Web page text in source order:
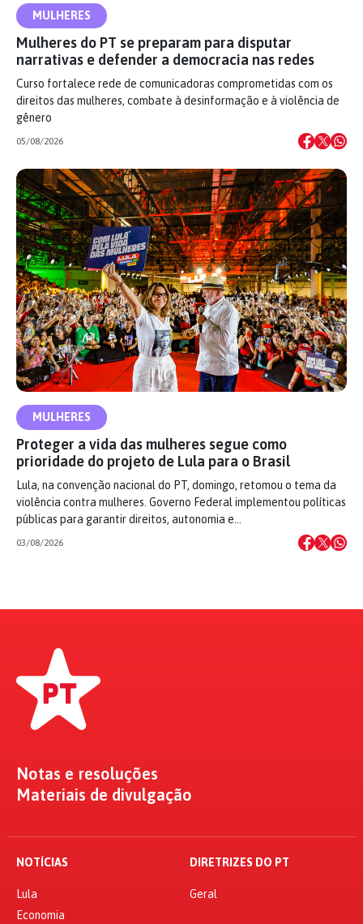
MULHERES
Mulheres do PT se preparam para disputar
narrativas e defender a democracia nas redes
Curso fortalece rede de comunicadoras comprometidas com os
direitos das mulheres, combate à desinformação e à violência de
gênero
05/08/2026
MULHERES
Proteger a vida das mulheres segue como
prioridade do projeto de Lula para o Brasil
Lula, na convenção nacional do PT, domingo, retomou o tema da
violência contra mulheres. Governo Federal implementou políticas
públicas para garantir direitos, autonomia e…
03/08/2026
Notas e resoluções
Materiais de divulgação
NOTÍCIAS
Lula
Economia
DIRETRIZES DO PT
Geral